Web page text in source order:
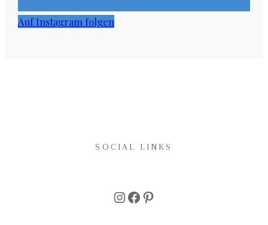
Auf Instagram folgen
SOCIAL LINKS
Instagram
Facebook
Pinterest